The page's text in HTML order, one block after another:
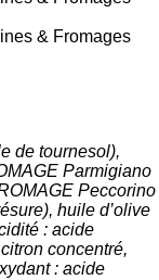
de tournesol),
Parmigiano
Peccorino
huile d’olive
: acide
concentré,
: acide